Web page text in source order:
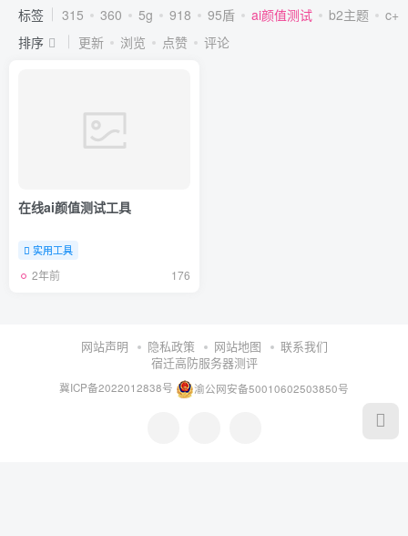
标签
315 360 5g 918 95盾 ai颜值测试 b2主题
c++
排序
更新 浏览 点赞 评论
在线ai颜值测试工具
实用工具
2年前 176
网站声明 隐私政策 网站地图
联系我们
宿迁高防服务器测评
冀ICP备2022012838号 渝公网安备50010602503850号